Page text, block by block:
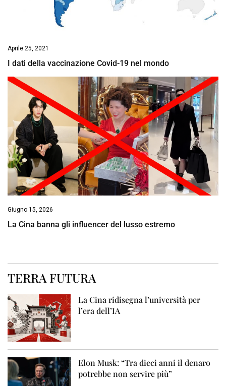
Aprile 25, 2021
I dati della vaccinazione Covid-19 nel mondo
Giugno 15, 2026
La Cina banna gli influencer del lusso estremo
TERRA FUTURA
La Cina ridisegna l’università per
l’era dell’IA
Elon Musk: “Tra dieci anni il denaro
potrebbe non servire più”